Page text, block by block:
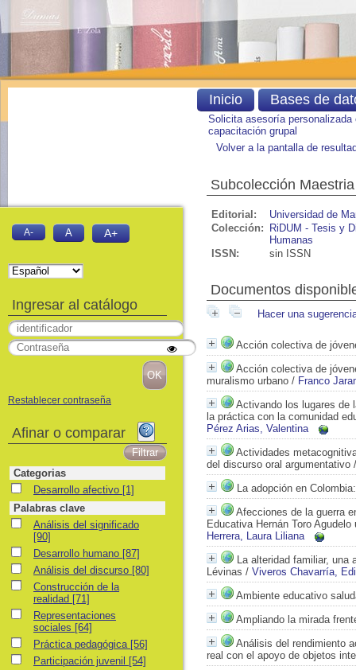
Solicita asesoría personalizada
capacitación grupal
Volver a la pantalla de
Subcolección
Editorial:
Universidad de
Colección:
RiDUM - Tesis y
Humanas
ISSN:
sin ISSN
Documentos
Hacer una
Acción colectiva de
Acción colectiva de
muralismo urbano / Franco
Activando los lugares de
la práctica con la comunidad
Pérez Arias, Valentina
Actividades
del discurso oral argumentativo
La adopción en
Afecciones de la guerra
Educativa Hernán Toro
Herrera, Laura Liliana
La alteridad familiar, una
Lévinas / Viveros Chavarría,
Ambiente educativo
Ampliando la mirada
Análisis del rendimiento
real con el apoyo de objetos
Inicio Bases de
A- A A+
Ingresar al catálogo
Restablecer contraseña
Afinar o comparar
Categorias
Desarrollo afectivo
Desarrollo afectivo [1]
Palabras clave
Análisis del significado
Análisis del significado
[90]
Desarrollo humano
Desarrollo humano [87]
Análisis del discurso
Análisis del discurso [80]
Construcción de la realidad
Construcción de la
realidad [71]
Representaciones sociales
Representaciones
sociales [64]
Práctica pedagógica
Práctica pedagógica [56]
Participación juvenil
Participación juvenil
[54]